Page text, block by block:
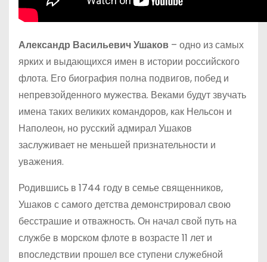
Александр Васильевич Ушаков – одно из самых
ярких и выдающихся имен в истории российского
флота. Его биография полна подвигов, побед и
непревзойденного мужества. Веками будут звучать
имена таких великих командоров, как Нельсон и
Наполеон, но русский адмирал Ушаков
заслуживает не меньшей признательности и
уважения.
Родившись в 1744 году в семье священников,
Ушаков с самого детства демонстрировал свою
бесстрашие и отважность. Он начал свой путь на
службе в морском флоте в возрасте 11 лет и
впоследствии прошел все ступени служебной